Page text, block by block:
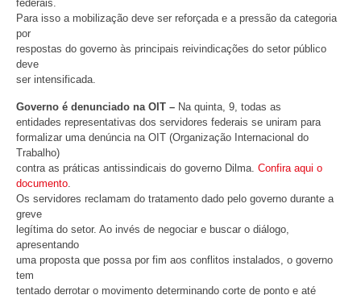
federais.
Para isso a mobilização deve ser reforçada e a pressão da categoria
por
respostas do governo às principais reivindicações do setor público
deve
ser intensificada.
Governo é denunciado na OIT – Na quinta, 9, todas as
entidades representativas dos servidores federais se uniram para
formalizar uma denúncia na OIT (Organização Internacional do
Trabalho)
contra as práticas antissindicais do governo Dilma. Confira aqui o
documento
Os servidores reclamam do tratamento dado pelo governo durante a
greve
legítima do setor. Ao invés de negociar e buscar o diálogo,
apresentando
uma proposta que possa por fim aos conflitos instalados, o governo
tem
tentado derrotar o movimento determinando corte de ponto e até